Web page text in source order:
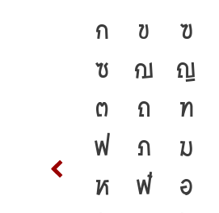
ร้าง
ก ข ฃ
ซ ฌ ญ
ต ถ ท
ฟ ภ ม
ห ฬ อ